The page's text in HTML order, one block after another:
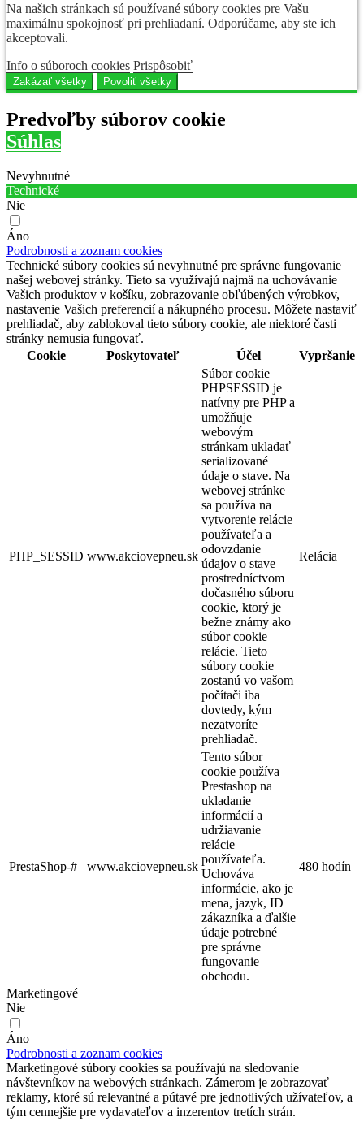
Na našich stránkach sú používané súbory cookies pre Vašu
maximálnu spokojnosť pri prehliadaní. Odporúčame, aby ste ich
akceptovali.
Info o súboroch cookies Prispôsobiť
Zakázať všetky Povoliť všetky
Predvoľby súborov cookie
Súhlas
Nevyhnutné
Technické
Nie
Áno
Podrobnosti a zoznam cookies
Technické súbory cookies sú nevyhnutné pre správne fungovanie
našej webovej stránky. Tieto sa využívajú najmä na uchovávanie
Vašich produktov v košíku, zobrazovanie obľúbených výrobkov,
nastavenie Vašich preferencií a nákupného procesu. Môžete nastaviť
prehliadač, aby zablokoval tieto súbory cookie, ale niektoré časti
stránky nemusia fungovať.
Cookie
Poskytovateľ Účel Vypršanie
PHP_SESSID www.akciovepneu.sk
Súbor cookie
PHPSESSID je
natívny pre PHP a
umožňuje
webovým
stránkam ukladať
serializované
údaje o stave. Na
webovej stránke
sa používa na
vytvorenie relácie
používateľa a
odovzdanie
údajov o stave
prostredníctvom
dočasného súboru
cookie, ktorý je
bežne známy ako
súbor cookie
relácie. Tieto
súbory cookie
zostanú vo vašom
počítači iba
dovtedy, kým
nezatvoríte
prehliadač.
Relácia
PrestaShop-# www.akciovepneu.sk
Tento súbor
cookie používa
Prestashop na
ukladanie
informácií a
udržiavanie
relácie
používateľa.
Uchováva
informácie, ako je
mena, jazyk, ID
zákazníka a ďalšie
údaje potrebné
pre správne
fungovanie
obchodu.
480 hodín
Marketingové
Nie
Áno
Podrobnosti a zoznam cookies
Marketingové súbory cookies sa používajú na sledovanie
návštevníkov na webových stránkach. Zámerom je zobrazovať
reklamy, ktoré sú relevantné a pútavé pre jednotlivých užívateľov, a
tým cennejšie pre vydavateľov a inzerentov tretích strán.